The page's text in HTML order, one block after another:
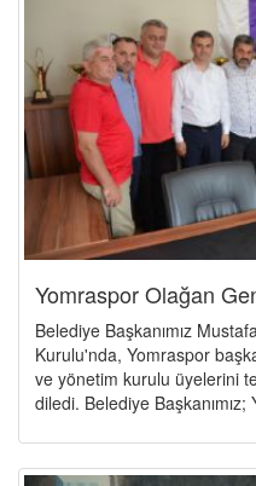
Yomraspor Olağan
Belediye Başkanımız
Kurulu'nda, Yomraspor
ve yönetim kurulu üyelerini
diledi. Belediye